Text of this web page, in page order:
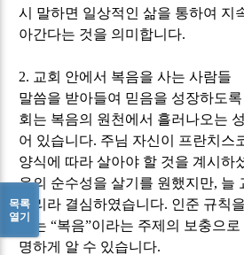
시 말하면 일상적인 삶을 통하여 지
아간다는 것을 의미합니다.
2. 교회 안에서 복음을 사는 사람들
말씀을 받아들여 믿음을 성장하도
회는 복음의 원천에서 흘러나오는
어 있습니다. 주님 자신이 프란치스
양식에 따라 살아야 할 것을 계시하
음의 순수성을 살기를 원했지만, 늘
하리라 결심하였습니다. 인준 규칙
제는“복음”이라는 주제의 보충으
명하게 알 수 있습니다.
목록
열기